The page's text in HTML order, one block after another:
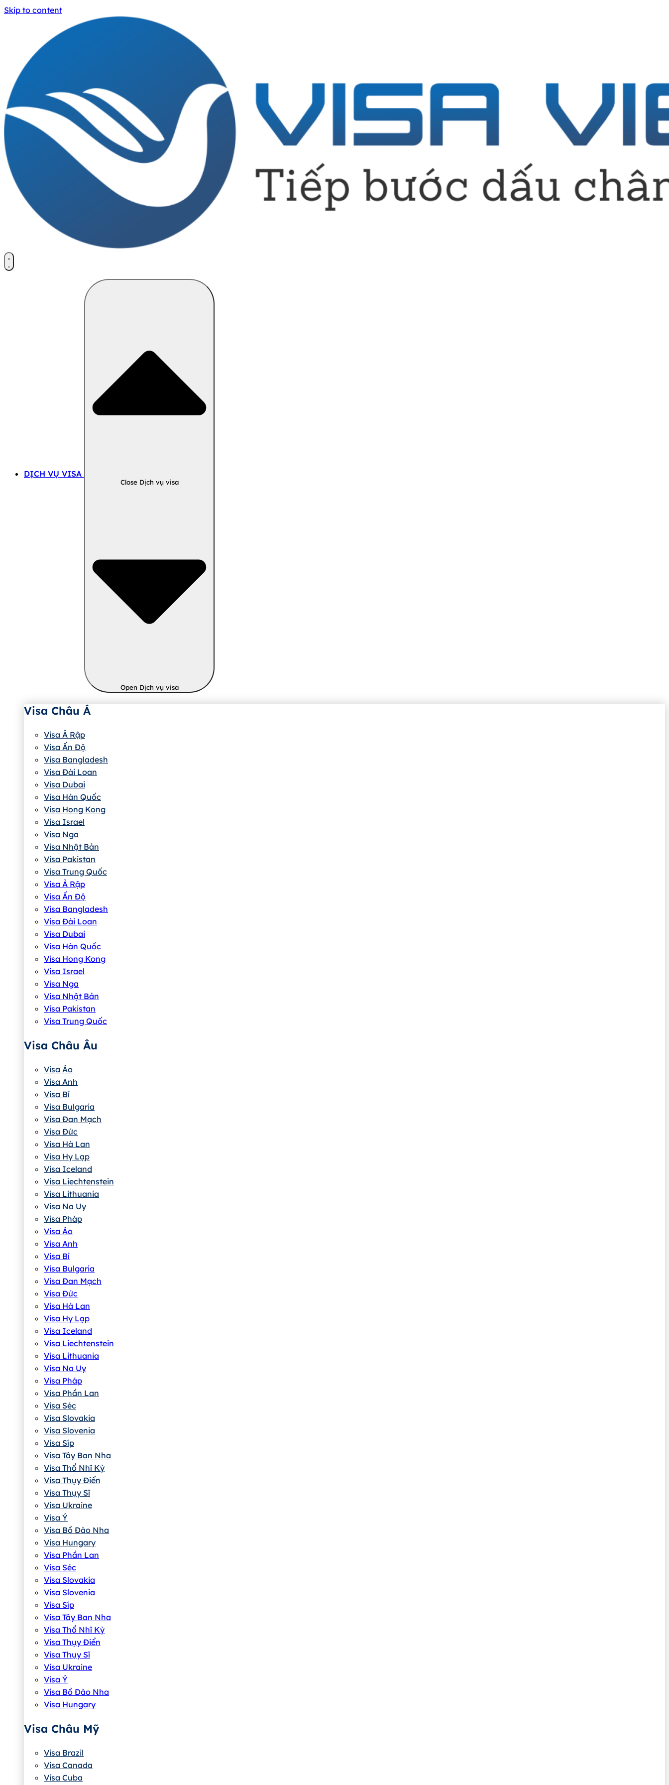
Skip to content
DỊCH VỤ VISA
Close Dịch vụ visa
Open Dịch vụ visa
Visa Châu Á
Visa Ả Rập
Visa Ấn Độ
Visa Bangladesh
Visa Đài Loan
Visa Dubai
Visa Hàn Quốc
Visa Hong Kong
Visa Israel
Visa Nga
Visa Nhật Bản
Visa Pakistan
Visa Trung Quốc
Visa Ả Rập
Visa Ấn Độ
Visa Bangladesh
Visa Đài Loan
Visa Dubai
Visa Hàn Quốc
Visa Hong Kong
Visa Israel
Visa Nga
Visa Nhật Bản
Visa Pakistan
Visa Trung Quốc
Visa Châu Âu
Visa Áo
Visa Anh
Visa Bỉ
Visa Bulgaria
Visa Đan Mạch
Visa Đức
Visa Hà Lan
Visa Hy Lạp
Visa Iceland
Visa Liechtenstein
Visa Lithuania
Visa Na Uy
Visa Pháp
Visa Áo
Visa Anh
Visa Bỉ
Visa Bulgaria
Visa Đan Mạch
Visa Đức
Visa Hà Lan
Visa Hy Lạp
Visa Iceland
Visa Liechtenstein
Visa Lithuania
Visa Na Uy
Visa Pháp
Visa Phần Lan
Visa Séc
Visa Slovakia
Visa Slovenia
Visa Síp
Visa Tây Ban Nha
Visa Thổ Nhĩ Kỳ
Visa Thụy Điển
Visa Thụy Sĩ
Visa Ukraine
Visa Ý
Visa Bồ Đào Nha
Visa Hungary
Visa Phần Lan
Visa Séc
Visa Slovakia
Visa Slovenia
Visa Síp
Visa Tây Ban Nha
Visa Thổ Nhĩ Kỳ
Visa Thụy Điển
Visa Thụy Sĩ
Visa Ukraine
Visa Ý
Visa Bồ Đào Nha
Visa Hungary
Visa Châu Mỹ
Visa Brazil
Visa Canada
Visa Cuba